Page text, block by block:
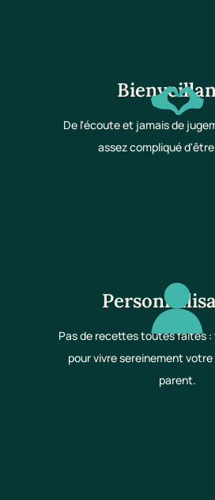
De l'écoute et jamais de
assez compliqué
Pas de recettes toutes faites :
pour vivre sereinement
parent.